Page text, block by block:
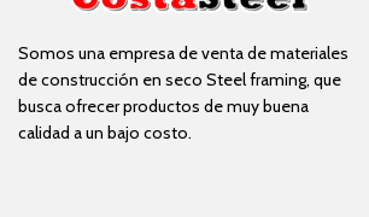
Somos una empresa de venta de materiales
de construcción en seco Steel framing, que
busca ofrecer productos de muy buena
calidad a un bajo costo.